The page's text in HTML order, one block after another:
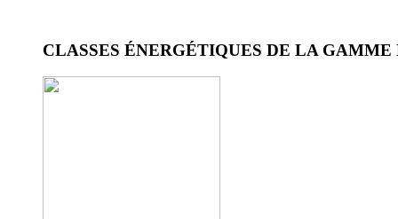
CLASSES ÉNERGÉTIQUES DE LA GAMME